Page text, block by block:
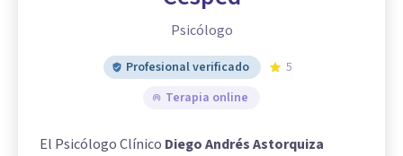
Psicólogo
Profesional verificado
5
Terapia online
El Psicólogo Clínico Diego Andrés Astorquiza